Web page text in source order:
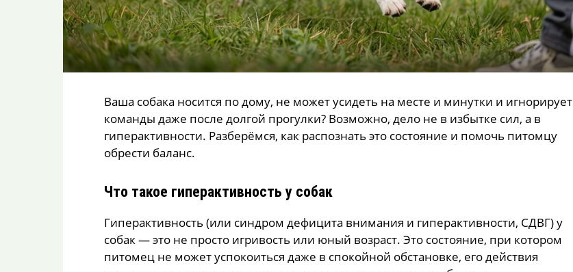
Ваша собака носится по дому, не может усидеть на месте и минутки и игнорирует
команды даже после долгой прогулки? Возможно, дело не в избытке сил, а в
гиперактивности. Разберёмся, как распознать это состояние и помочь питомцу
обрести баланс.
Что такое гиперактивность у собак
Гиперактивность (или синдром дефицита внимания и гиперактивности, СДВГ) у
собак — это не просто игривость или юный возраст. Это состояние, при котором
питомец не может успокоиться даже в спокойной обстановке, его действия